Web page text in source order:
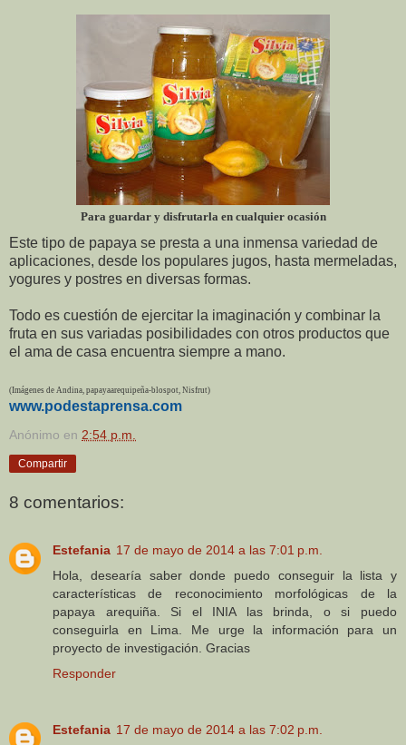
Para guardar y disfrutarla en cualquier ocasión
Este tipo de papaya se presta a una inmensa variedad de
aplicaciones, desde los populares jugos, hasta mermeladas,
yogures y postres en diversas formas.
Todo es cuestión de ejercitar la imaginación y combinar la
fruta en sus variadas posibilidades con otros productos que
el ama de casa encuentra siempre a mano.
(Imágenes de Andina, papayaarequipeña-blospot, Nisfrut)
www.podestaprensa.com
Anónimo en 2:54 p.m.
Compartir
8 comentarios:
Estefania 17 de mayo de 2014 a las 7:01 p.m.
Hola, desearía saber donde puedo conseguir la lista y
características de reconocimiento morfológicas de la
papaya arequiña. Si el INIA las brinda, o si puedo
conseguirla en Lima. Me urge la información para un
proyecto de investigación. Gracias
Responder
Estefania 17 de mayo de 2014 a las 7:02 p.m.